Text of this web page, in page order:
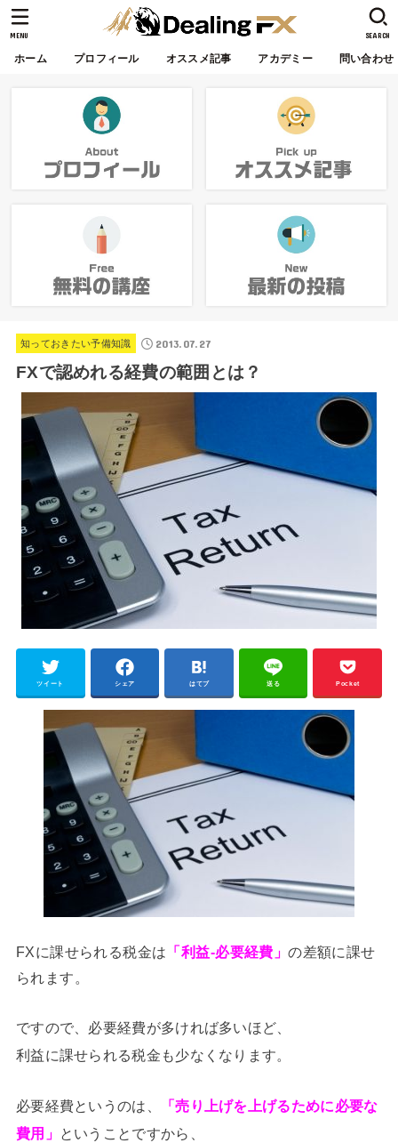
ホーム プロフィール オススメ記事 アカデミー 問い合わせ
SEARCH
MENU
知っておきたい予備知識 2013.07.27
FXで認めれる経費の範囲とは？
ツイート シェア はてブ 送る Pocket
FXに課せられる税金は 「利益-必要経費」の差額に課せ
られます。
ですので、必要経費が多ければ多いほど、
利益に課せられる税金も少なくなります。
必要経費というのは、
「売り上げを上げるために必要な
費用」 ということですから、